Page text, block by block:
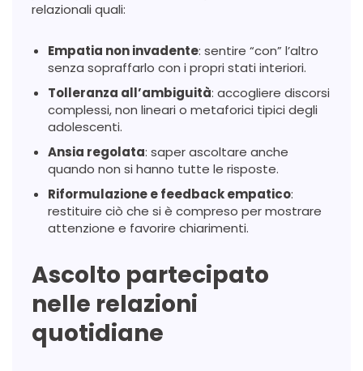
relazionali quali:
Empatia non invadente: sentire “con” l’altro
senza sopraffarlo con i propri stati interiori.
Tolleranza all’ambiguità: accogliere discorsi
complessi, non lineari o metaforici tipici degli
adolescenti.
Ansia regolata: saper ascoltare anche
quando non si hanno tutte le risposte.
Riformulazione e feedback empatico:
restituire ciò che si è compreso per mostrare
attenzione e favorire chiarimenti.
Ascolto partecipato
nelle relazioni
quotidiane